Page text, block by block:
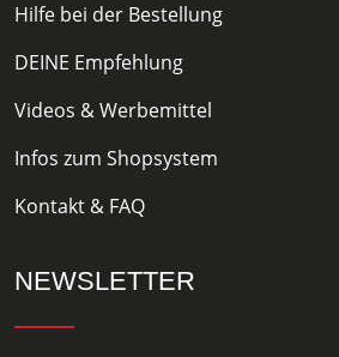
Hilfe bei der Bestellung
DEINE Empfehlung
Videos & Werbemittel
Infos zum Shopsystem
Kontakt & FAQ
NEWSLETTER